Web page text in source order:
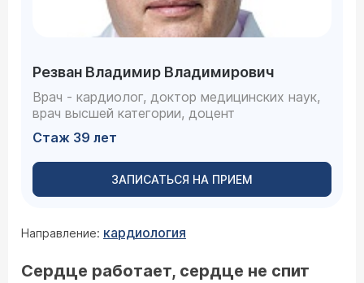
Резван Владимир Владимирович
Врач - кардиолог, доктор медицинских наук,
врач высшей категории, доцент
Стаж 39 лет
ЗАПИСАТЬСЯ НА ПРИЕМ
Направление: кардиология
Сердце работает, сердце не спит